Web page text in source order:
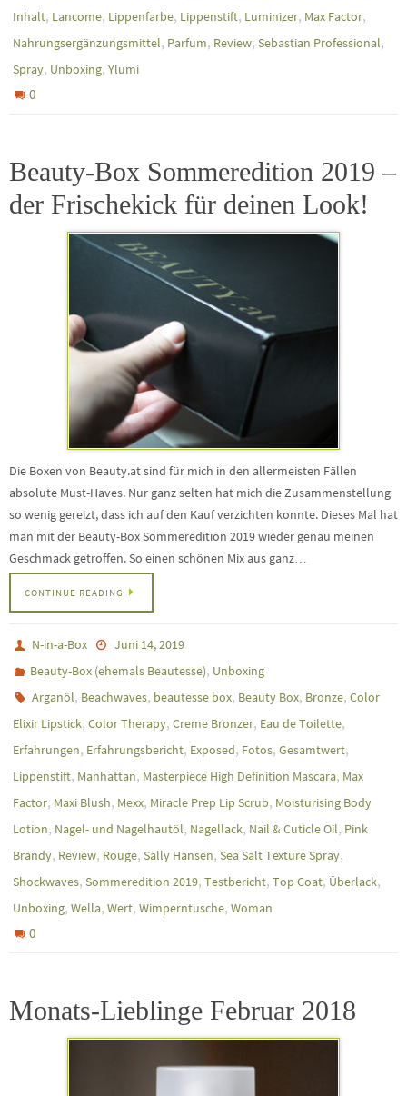
Inhalt, Lancome, Lippenfarbe, Lippenstift, Luminizer, Max Factor,
Nahrungsergänzungsmittel, Parfum, Review, Sebastian Professional,
Spray, Unboxing, Ylumi
0
Beauty-Box Sommeredition 2019 –
der Frischekick für deinen Look!
Die Boxen von Beauty.at sind für mich in den allermeisten Fällen
absolute Must-Haves. Nur ganz selten hat mich die Zusammenstellung
so wenig gereizt, dass ich auf den Kauf verzichten konnte. Dieses Mal hat
man mit der Beauty-Box Sommeredition 2019 wieder genau meinen
Geschmack getroffen. So einen schönen Mix aus ganz…
CONTINUE READING
N-in-a-Box
Juni 14, 2019
Beauty-Box (ehemals Beautesse), Unboxing
Arganöl, Beachwaves, beautesse box, Beauty Box, Bronze,Color
Elixir Lipstick, Color Therapy, Creme Bronzer, Eau de Toilette,
Erfahrungen, Erfahrungsbericht, Exposed, Fotos, Gesamtwert,
Lippenstift, Manhattan, Masterpiece High Definition Mascara, Max
Factor, Maxi Blush, Mexx, Miracle Prep Lip Scrub, Moisturising Body
Lotion, Nagel- und Nagelhautöl, Nagellack, Nail & Cuticle Oil, Pink
Brandy, Review, Rouge, Sally Hansen, Sea Salt Texture Spray,
Shockwaves, Sommeredition 2019, Testbericht, Top Coat, Überlack,
Unboxing, Wella, Wert, Wimperntusche, Woman
0
Monats-Lieblinge Februar 2018